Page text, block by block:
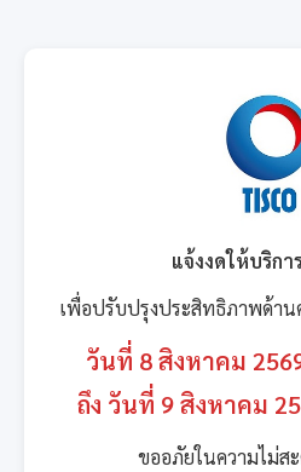
แจ้งงดให้บริกา
เพื่อปรับปรุงประสิทธิภาพด้า
วันที่ 8 สิงหาคม
ถึง วันที่ 9 สิงหาคม
ขออภัยในความไม่ส